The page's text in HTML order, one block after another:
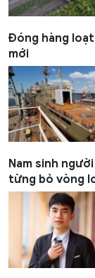
Đóng hàng loạt
mới
Nam sinh
từng bỏ vòng